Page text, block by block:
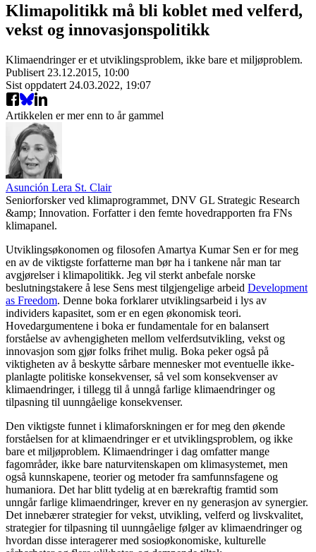
Klimapolitikk må bli koblet med velferd,
vekst og innovasjonspolitikk
Klimaendringer er et utviklingsproblem, ikke bare et miljøproblem.
Publisert 23.12.2015, 10:00
Sist oppdatert 24.03.2022, 19:07
Artikkelen er mer enn to år gammel
Asunción Lera St. Clair
Seniorforsker ved klimaprogrammet, DNV GL Strategic Research
&amp; Innovation. Forfatter i den femte hovedrapporten fra FNs
klimapanel.
Utviklingsøkonomen og filosofen Amartya Kumar Sen er for meg
en av de viktigste forfatterne man bør ha i tankene når man tar
avgjørelser i klimapolitikk. Jeg vil sterkt anbefale norske
beslutningstakere å lese Sens mest tilgjengelige arbeid Development
as Freedom. Denne boka forklarer utviklingsarbeid i lys av
individers kapasitet, som er en egen økonomisk teori.
Hovedargumentene i boka er fundamentale for en balansert
forståelse av avhengigheten mellom velferdsutvikling, vekst og
innovasjon som gjør folks frihet mulig. Boka peker også på
viktigheten av å beskytte sårbare mennesker mot eventuelle ikke-
planlagte politiske konsekvenser, så vel som konsekvenser av
klimaendringer, i tillegg til å unngå farlige klimaendringer og
tilpasning til uunngåelige konsekvenser.
Den viktigste funnet i klimaforskningen er for meg den økende
forståelsen for at klimaendringer er et utviklingsproblem, og ikke
bare et miljøproblem. Klimaendringer i dag omfatter mange
fagområder, ikke bare naturvitenskapen om klimasystemet, men
også kunnskapene, teorier og metoder fra samfunnsfagene og
humaniora. Det har blitt tydelig at en bærekraftig framtid som
unngår farlige klimaendringer, krever en ny generasjon av synergier.
Det innebærer strategier for vekst, utvikling, velferd og livskvalitet,
strategier for tilpasning til uunngåelige følger av klimaendringer og
hvordan disse interagerer med sosioøkonomiske, kulturelle